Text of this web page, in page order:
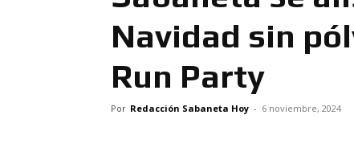
Navidad sin
Run Party
Por Redacción Sabaneta Hoy - 6 noviembre, 2024